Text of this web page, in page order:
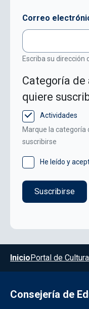
Correo
Escriba su dirección
Categoría
quiere
Actividades
Marque la categoría
suscribirse
He leído y
Menú del pie
InicioPortal de Cultura
Consejería de